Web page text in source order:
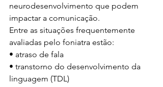
neurodesenvolvimento que podem
impactar a comunicação.
Entre as situações frequentemente
avaliadas pelo foniatra estão:
• atraso de fala
• transtorno do desenvolvimento da
linguagem (TDL)